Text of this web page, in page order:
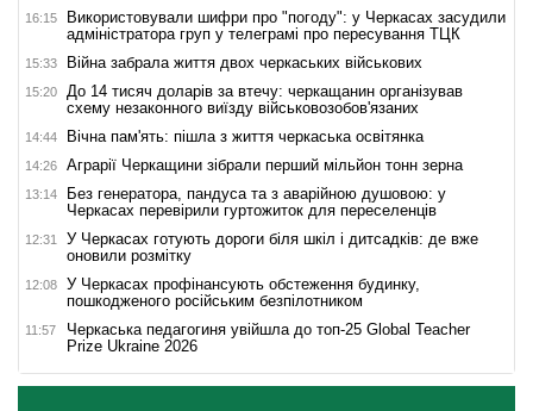
16:15
Використовували шифри про "погоду": у Черкасах засудили
адміністратора груп у телеграмі про пересування ТЦК
15:33 Війна забрала життя двох черкаських військових
15:20
До 14 тисяч доларів за втечу: черкащанин організував
схему незаконного виїзду військовозобов'язаних
14:44 Вічна пам'ять: пішла з життя черкаська освітянка
14:26 Аграрії Черкащини зібрали перший мільйон тонн зерна
13:14
Без генератора, пандуса та з аварійною душовою: у
Черкасах перевірили гуртожиток для переселенців
12:31
У Черкасах готують дороги біля шкіл і дитсадків: де вже
оновили розмітку
12:08
У Черкасах профінансують обстеження будинку,
пошкодженого російським безпілотником
11:57
Черкаська педагогиня увійшла до топ-25 Global Teacher
Prize Ukraine 2026